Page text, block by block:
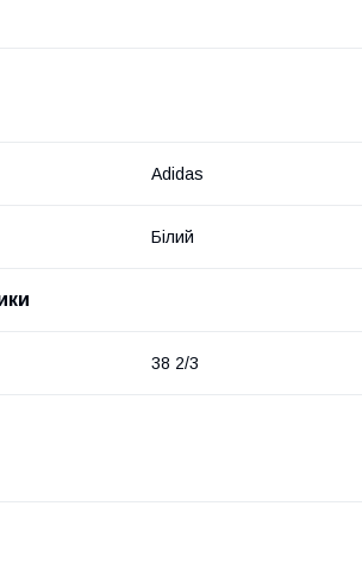
Adidas
Білий
38 2/3